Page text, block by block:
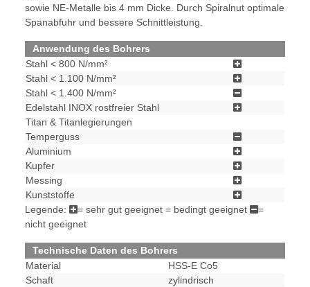
sowie NE-Metalle bis 4 mm Dicke. Durch Spiralnut optimale
Spanabfuhr und bessere Schnittleistung.
Anwendung des Bohrers
Stahl < 800 N/mm²
Stahl < 1.100 N/mm²
Stahl < 1.400 N/mm²
Edelstahl INOX rostfreier Stahl
Titan & Titanlegierungen
Temperguss
Aluminium
Kupfer
Messing
Kunststoffe
Legende:
= sehr gut geeignet = bedingt geeignet
=
nicht geeignet
Technische Daten des Bohrers
Material
HSS-E Co5
Schaft
zylindrisch